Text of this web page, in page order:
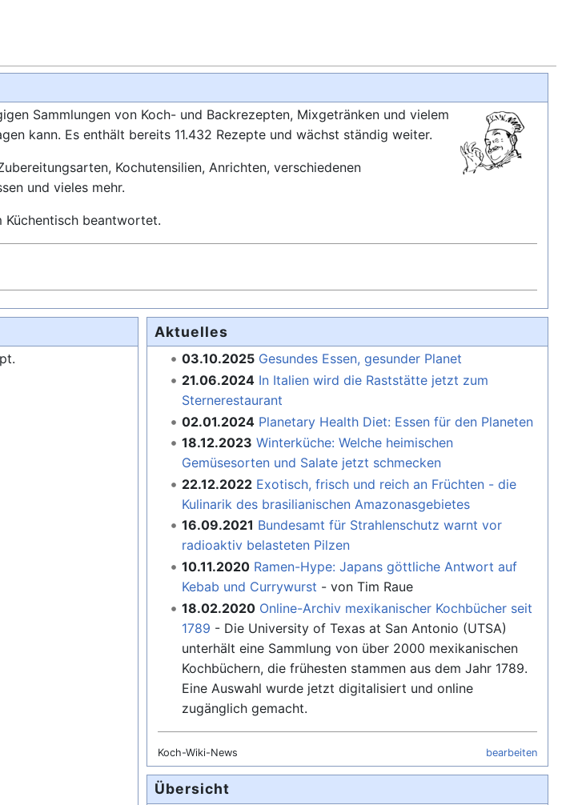
Sammlungen von Koch- und Backrezepten, Mixgetränken und vielem
kann. Es enthält bereits 11.432 Rezepte und wächst ständig weiter.
Kochutensilien, Anrichten, verschiedenen
und vieles mehr.
Küchentisch beantwortet.
Aktuelles
03.10.2025 Gesundes Essen, gesunder Planet
21.06.2024 In Italien wird die Raststätte jetzt zum
Sternerestaurant
02.01.2024 Planetary Health Diet: Essen für den Planeten
18.12.2023 Winterküche: Welche heimischen
Gemüsesorten und Salate jetzt schmecken
22.12.2022 Exotisch, frisch und reich an Früchten - die
Kulinarik des brasilianischen Amazonasgebietes
16.09.2021 Bundesamt für Strahlenschutz warnt vor
radioaktiv belasteten Pilzen
10.11.2020 Ramen-Hype: Japans göttliche Antwort auf
Kebab und Currywurst - von Tim Raue
18.02.2020 Online-Archiv mexikanischer Kochbücher seit
1789 - Die University of Texas at San Antonio (UTSA)
unterhält eine Sammlung von über 2000 mexikanischen
Kochbüchern, die frühesten stammen aus dem Jahr 1789.
Eine Auswahl wurde jetzt digitalisiert und online
zugänglich gemacht.
Koch-Wiki-News bearbeiten
Übersicht